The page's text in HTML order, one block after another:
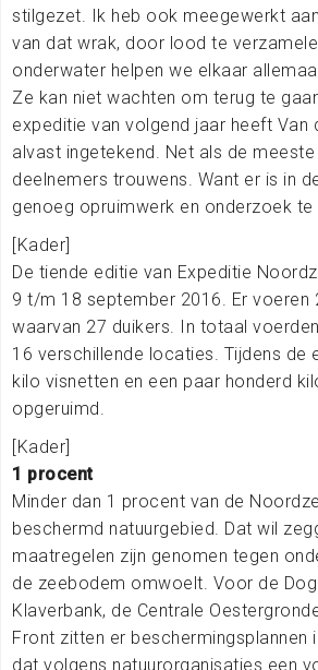
stilgezet. Ik heb ook meegewerkt
van dat wrak, door lood te
onderwater helpen we elkaar
Ze kan niet wachten om terug te
expeditie van volgend jaar heeft Van
alvast ingetekend. Net als de meeste
deelnemers trouwens. Want er is in
genoeg opruimwerk en onderzoek te
[Kader]
De tiende editie van Expeditie
9 t/m 18 september 2016. Er voeren
waarvan 27 duikers. In totaal
16 verschillende locaties. Tijdens de
kilo visnetten en een paar honderd
opgeruimd.
[Kader]
1 procent
Minder dan 1 procent van de
beschermd natuurgebied. Dat wil
maatregelen zijn genomen tegen
de zeebodem omwoelt. Voor de
Klaverbank, de Centrale
Front zitten er beschermingsplannen
dat volgens natuurorganisaties een